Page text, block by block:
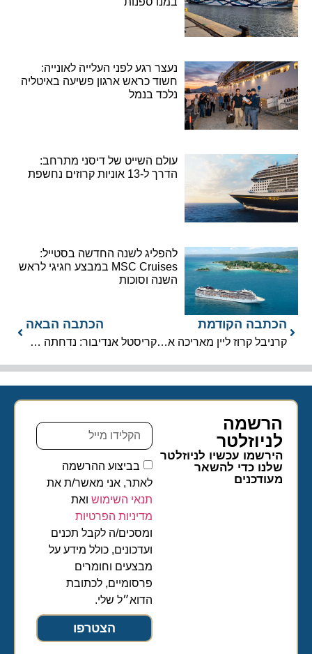
נעצר רגע לפני העלייה לאונייה:
חשוד כראש ארגון פשיעה באיטליה
נלכד בנמל
עולם השייט של דיסני מתרחב:
הדרך ל-13 אוניות קרוזים נחשפת
להפליג לשנה החדשה בסטייל:
MSC Cruises במבצע חגיגי לראש
השנה וסוכות
הכתבה הקודמת
קרניבל קרוז ליין מאריכה את השעיית ההפלגות עד ל-27 ביוני
הכתבה הבאה
קריסטל אנדיבור: נדחתה השקת מגה יאכטת התגלית הגדולה בעולם
הרשמה
לניוזלטר​
הירשמו עכשיו לניוזלטר
שלנו כדי להשאר
מעודכנים
בביצוע ההרשמה
לאתר, אני מאשר/ת את
תנאי השימושואת
מדיניות הפרטיות
ומסכים/ה לקבל תכנים
ועדכונים, כולל מידע על
מבצעים וחומרים
פרסומיים, לכתובת
הדוא״ל שלי.
הצטרפו